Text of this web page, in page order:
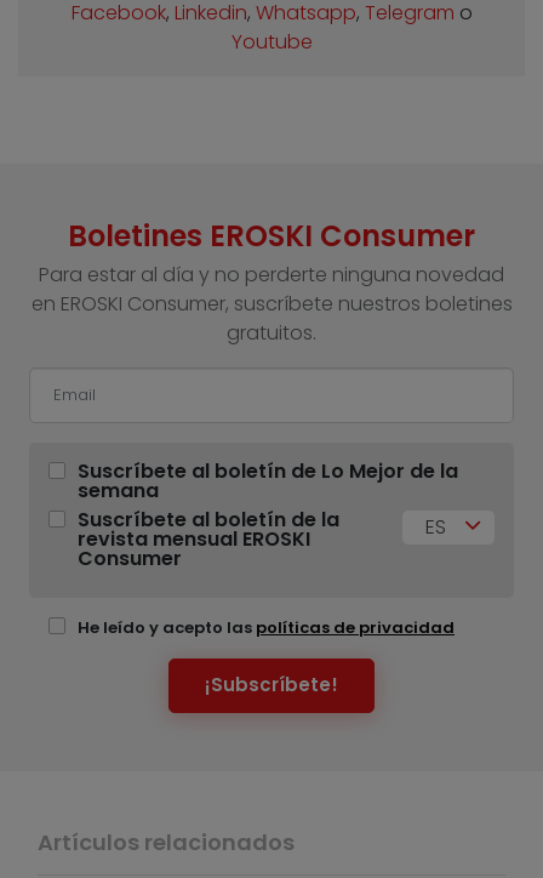
Facebook, Linkedin, Whatsapp, Telegram o
Youtube
Boletines EROSKI Consumer
Para estar al día y no perderte ninguna novedad
en EROSKI Consumer, suscríbete nuestros boletines
gratuitos.
Suscríbete al boletín de Lo Mejor de la
semana
Suscríbete al boletín de la
revista mensual EROSKI
Consumer
ES
He leído y acepto las políticas de privacidad
¡Subscríbete!
Artículos relacionados